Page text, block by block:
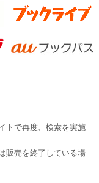
トで再度、検索を実施
販売を終了している場